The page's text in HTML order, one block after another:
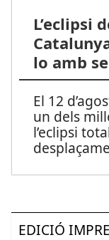
L’eclipsi
lo amb
El 12
un dels
l’eclipsi
EDICIÓ